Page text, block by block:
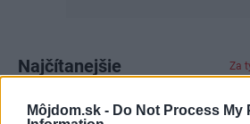
Môjdom.sk - Do Not Process My
Najčítanejšie Za
Deti odrástli, rodičia majú